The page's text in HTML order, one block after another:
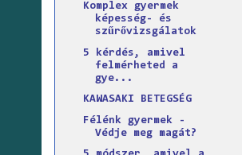
Komplex gyermek
képesség- és
szűrővizsgálatok
5 kérdés, amivel
felmérheted a
gye...
KAWASAKI BETEGSÉG
Félénk gyermek -
Védje meg magát?